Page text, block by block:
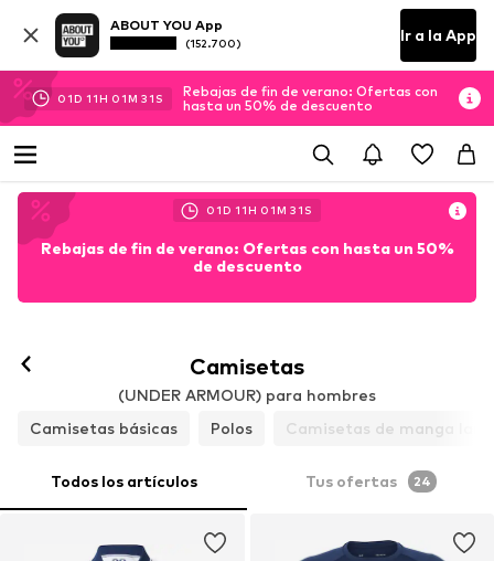
ABOUT YOU App
(152.700) Ir a la App
01D 11H 01M 29 S
Rebajas de fin de verano: Ofertas con
hasta un 50% de descuento
01D 11H 01M 29 S
Rebajas de fin de verano: Ofertas con hasta un 50%
de descuento
Camisetas
(UNDER ARMOUR) para hombres
Camisetas básicas
Polos Camisetas de manga
Todos los artículos Tus ofertas 24